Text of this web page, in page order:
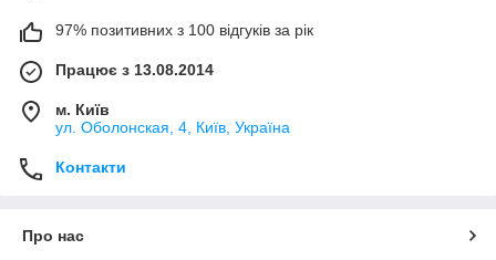
97% позитивних з 100 відгуків за рік
Працює з 13.08.2014
м. Київ
ул. Оболонская, 4, Київ, Україна
Контакти
Про нас